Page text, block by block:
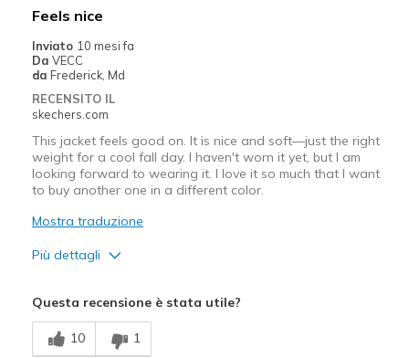
Migliori Utilizzi:
Travel
Sizing
Feels nice
Inviato 10 mesi fa
Da VECC
da Frederick, Md
RECENSITO IL
skechers.com
This jacket feels good on. It is nice and soft—just the right
weight for a cool fall day. I haven't worn it yet, but I am
looking forward to wearing it. I love it so much that I want
to buy another one in a different color.
Mostra traduzione
Più dettagli
Comfortable
Questa recensione è stata utile?
10 1